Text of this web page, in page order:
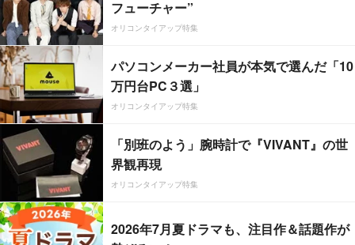
フューチャー”
オリコンタイアップ特集
パソコンメーカー社員が本気で選んだ「10
万円台PC３選」
オリコンタイアップ特集
「別班のよう」腕時計で『VIVANT』の世
界観再現
オリコンタイアップ特集
2026年7月夏ドラマも、注目作＆話題作が